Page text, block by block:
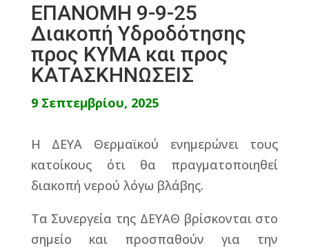
ΕΠΑΝΟΜΗ 9-9-25
Διακοπή Υδροδότησης
προς ΚΥΜΑ και προς
ΚΑΤΑΣΚΗΝΩΣΕΙΣ
9 Σεπτεμβρίου, 2025
Η ΔΕΥΑ Θερμαϊκού ενημερώνει τους
κατοίκους ότι θα πραγματοποιηθεί
διακοπή νερού λόγω βλάβης.
Τα Συνεργεία της ΔΕΥΑΘ βρίσκονται στο
σημείο και προσπαθούν για την